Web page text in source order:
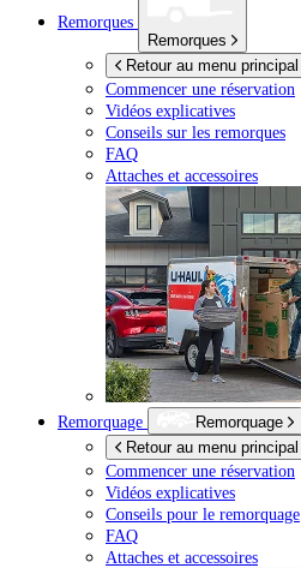
Remorques
Remorques
Retour au menu principal
Commencer une réservation
Vidéos explicatives
Conseils sur les remorques
FAQ
Attaches et accessoires
Remorquage
Remorquage
Retour au menu principal
Commencer une réservation
Vidéos explicatives
Conseils pour le remorquage
FAQ
Attaches et accessoires